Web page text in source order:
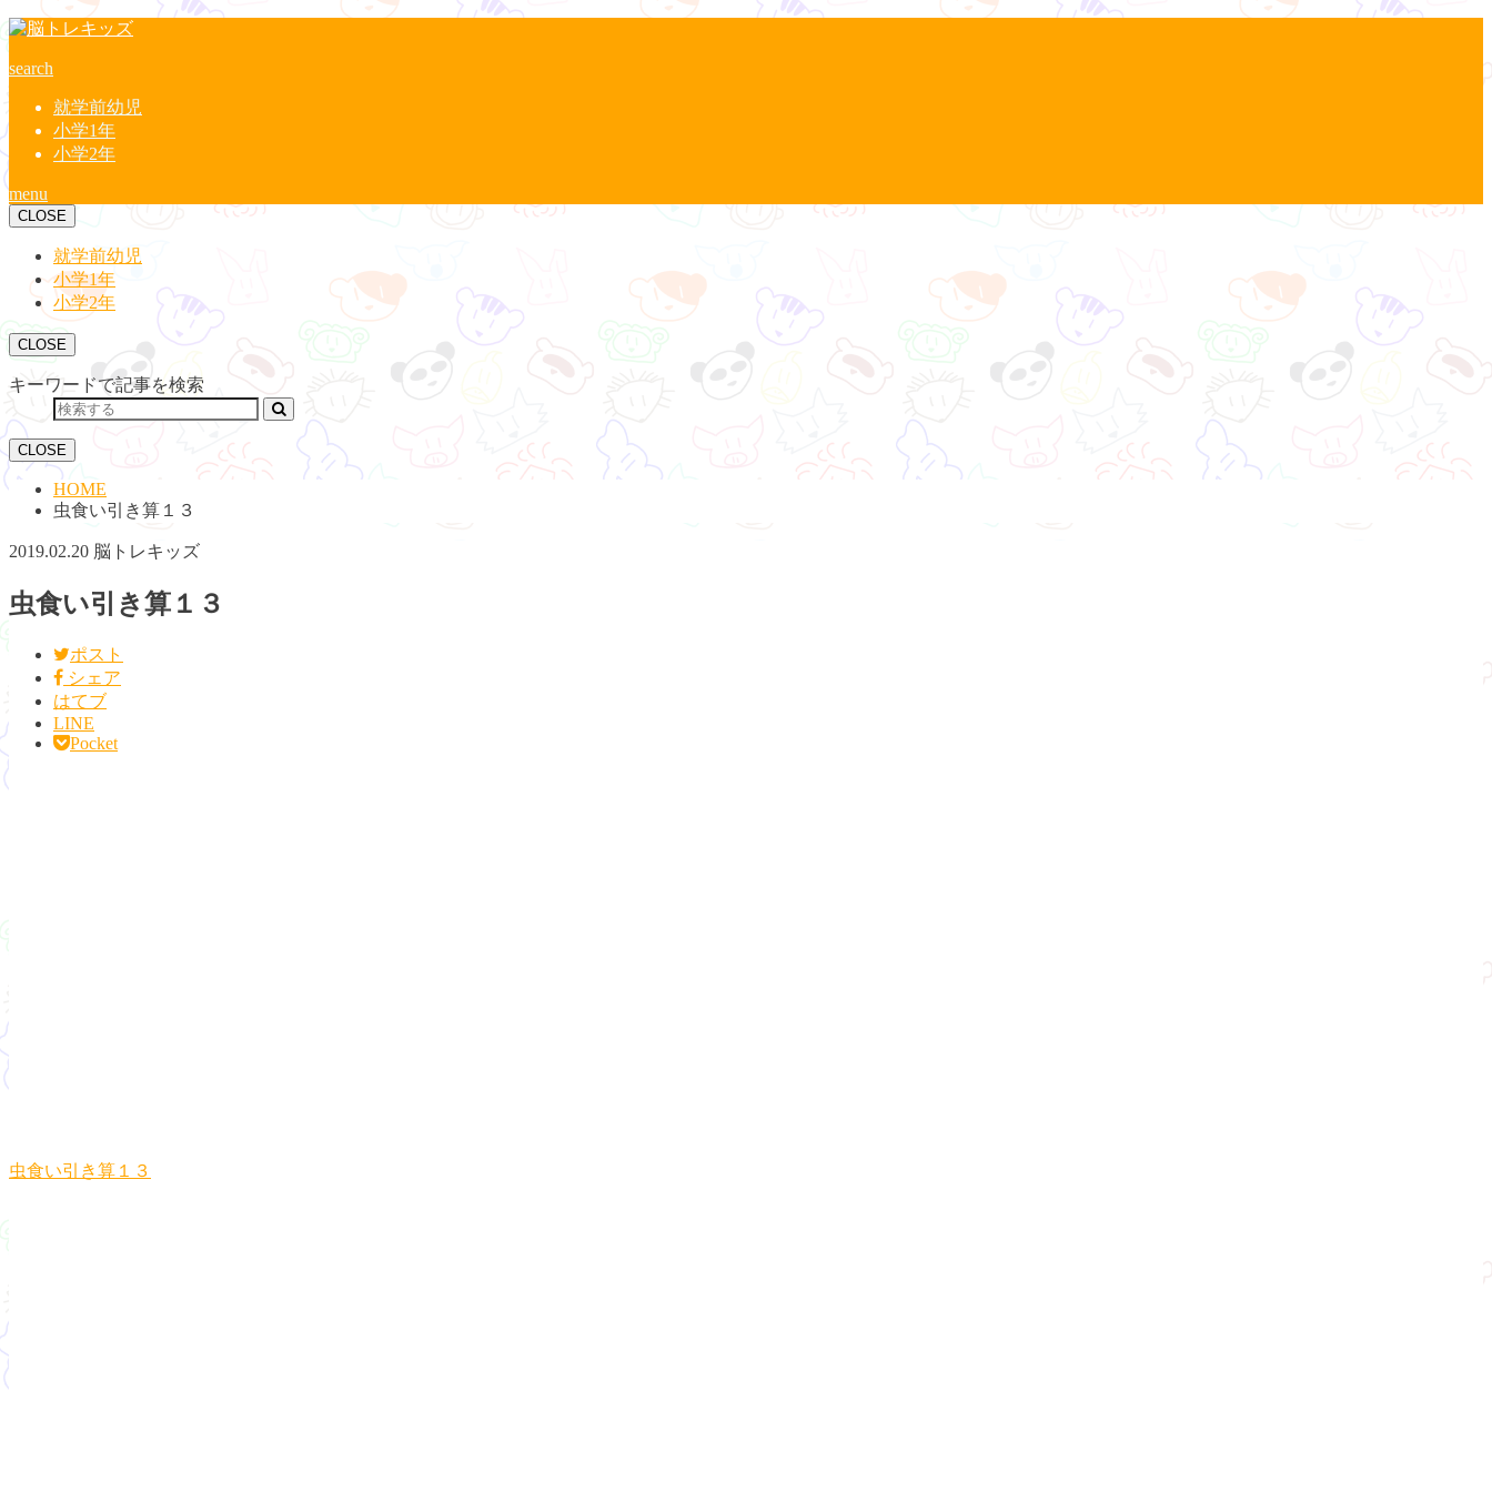
search
就学前幼児
小学1年
小学2年
menu
CLOSE
就学前幼児
小学1年
小学2年
CLOSE
キーワードで記事を検索
CLOSE
HOME
虫食い引き算１３
2019.02.20 脳トレキッズ
虫食い引き算１３
ポスト
シェア
はてブ
LINE
Pocket
虫食い引き算１３